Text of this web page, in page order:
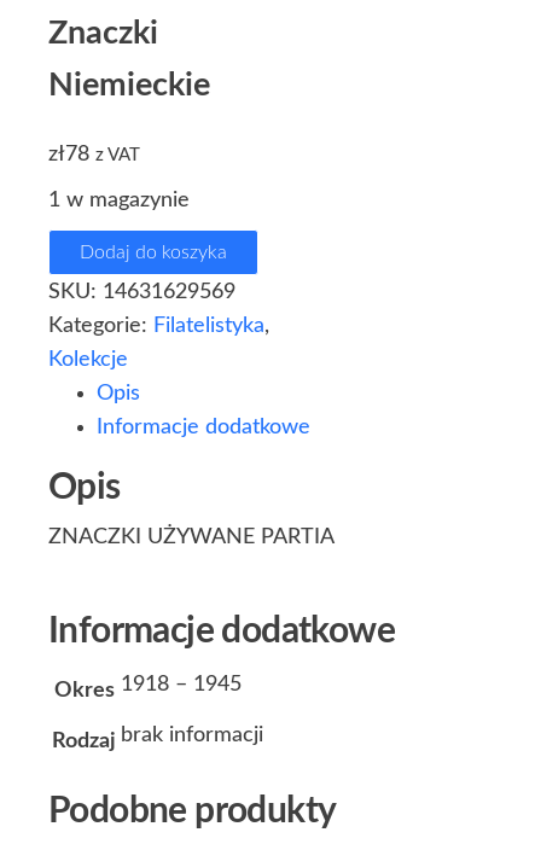
Znaczki
Niemieckie
zł78 z VAT
1 w magazynie
Dodaj do koszyka
SKU: 14631629569
Kategorie: Filatelistyka,
Kolekcje
Opis
Informacje dodatkowe
Opis
ZNACZKI UŻYWANE PARTIA
Informacje dodatkowe
Okres 1918 – 1945
Rodzaj brak informacji
Podobne produkty